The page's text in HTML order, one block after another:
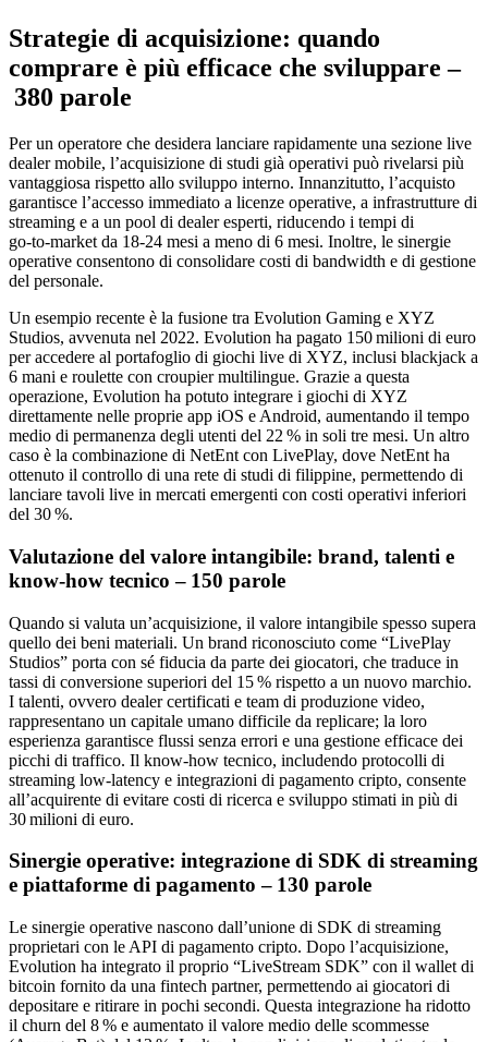
Strategie di acquisizione: quando
comprare è più efficace che sviluppare –
380 parole
Per un operatore che desidera lanciare rapidamente una sezione live
dealer mobile, l’acquisizione di studi già operativi può rivelarsi più
vantaggiosa rispetto allo sviluppo interno. Innanzitutto, l’acquisto
garantisce l’accesso immediato a licenze operative, a infrastrutture di
streaming e a un pool di dealer esperti, riducendo i tempi di
go‑to‑market da 18‑24 mesi a meno di 6 mesi. Inoltre, le sinergie
operative consentono di consolidare costi di bandwidth e di gestione
del personale.
Un esempio recente è la fusione tra Evolution Gaming e XYZ
Studios, avvenuta nel 2022. Evolution ha pagato 150 milioni di euro
per accedere al portafoglio di giochi live di XYZ, inclusi blackjack a
6 mani e roulette con croupier multilingue. Grazie a questa
operazione, Evolution ha potuto integrare i giochi di XYZ
direttamente nelle proprie app iOS e Android, aumentando il tempo
medio di permanenza degli utenti del 22 % in soli tre mesi. Un altro
caso è la combinazione di NetEnt con LivePlay, dove NetEnt ha
ottenuto il controllo di una rete di studi di filippine, permettendo di
lanciare tavoli live in mercati emergenti con costi operativi inferiori
del 30 %.
Valutazione del valore intangibile: brand, talenti e
know‑how tecnico – 150 parole
Quando si valuta un’acquisizione, il valore intangibile spesso supera
quello dei beni materiali. Un brand riconosciuto come “LivePlay
Studios” porta con sé fiducia da parte dei giocatori, che traduce in
tassi di conversione superiori del 15 % rispetto a un nuovo marchio.
I talenti, ovvero dealer certificati e team di produzione video,
rappresentano un capitale umano difficile da replicare; la loro
esperienza garantisce flussi senza errori e una gestione efficace dei
picchi di traffico. Il know‑how tecnico, includendo protocolli di
streaming low‑latency e integrazioni di pagamento cripto, consente
all’acquirente di evitare costi di ricerca e sviluppo stimati in più di
30 milioni di euro.
Sinergie operative: integrazione di SDK di streaming
e piattaforme di pagamento – 130 parole
Le sinergie operative nascono dall’unione di SDK di streaming
proprietari con le API di pagamento cripto. Dopo l’acquisizione,
Evolution ha integrato il proprio “LiveStream SDK” con il wallet di
bitcoin fornito da una fintech partner, permettendo ai giocatori di
depositare e ritirare in pochi secondi. Questa integrazione ha ridotto
il churn del 8 % e aumentato il valore medio delle scommesse